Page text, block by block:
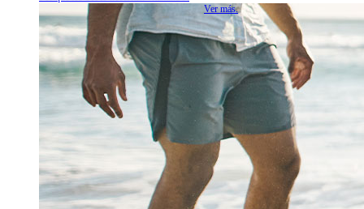
Ver más.